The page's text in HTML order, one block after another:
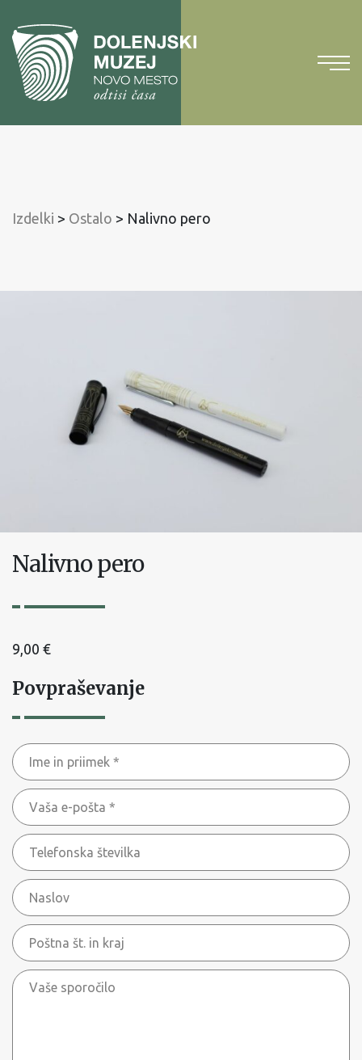
vsebinoNa
glavni
meni
Izdelki > Ostalo > Nalivno pero
Nalivno pero
9,00 €
Povpraševanje
Ime
in
priimek
Vaša
e-
pošta
Telefonska
številka
Naslov
Poštna
št.
in
Vaše